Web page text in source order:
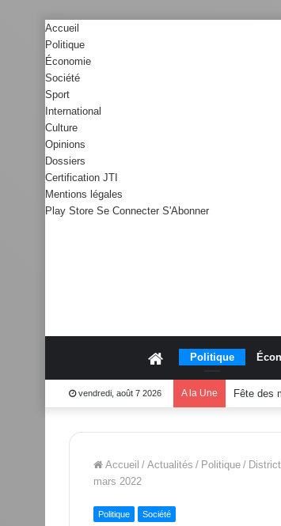
Accueil
Politique
Économie
Société
Sport
International
Culture
Opinions
Dossiers
Certification JTI
Mentions légales
Play Store Se Connecter S'Abonner
AccueilPolitique
vendredi, août 7 2026 A la Une Fête des
Accueil / Actualités / Politique /
mars 2022
Politique Société